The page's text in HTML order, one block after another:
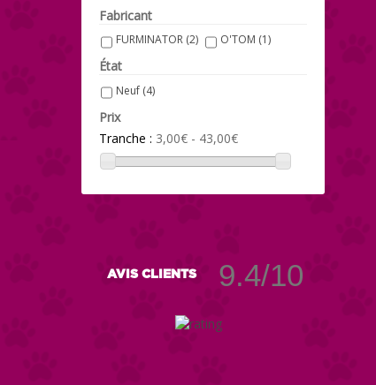
Fabricant
FURMINATOR (2) O'TOM (1)
État
Neuf (4)
Prix
Tranche : 3,00€ - 43,00€
AVIS CLIENTS 9.4/10